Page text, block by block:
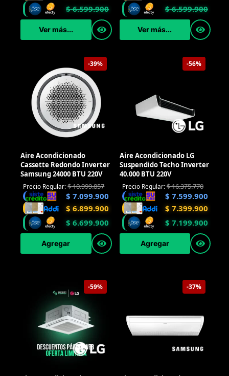
$6.599.900
Ver más...
$6.599.900
Ver más...
-39%
Aire Acondicionado
Cassette Redondo Inverter
Samsung 24000 BTU 220V
Precio Regular:$10.999.857
$ 7.099.900
$ 6.899.900
$ 6.699.900
Agregar
-56%
Aire Acondicionado LG
Suspendido Techo Inverter
40.000 BTU 220V
Precio Regular:$16.375.770
$ 7.599.900
$ 7.399.900
$ 7.199.900
Agregar
-59% -37%